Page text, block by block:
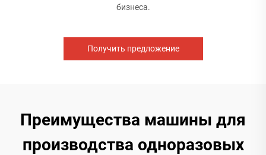
бизнеса.
Получить предложение
Преимущества машины для
производства одноразовых